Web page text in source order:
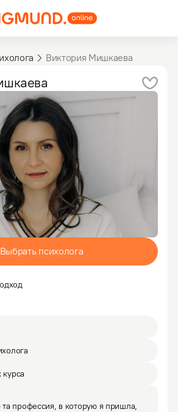
Виктория Мишкаева
Выбрать психолога
профессия, в которую я пришла,